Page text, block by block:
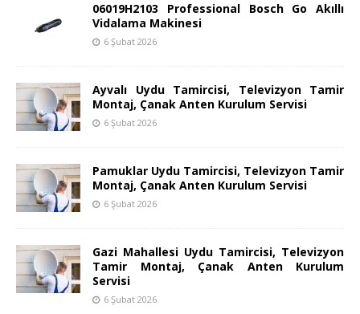
06019H2103 Professional Bosch Go Akıllı
Vidalama Makinesi
6 Şubat 2026
Ayvalı Uydu Tamircisi, Televizyon Tamir
Montaj, Çanak Anten Kurulum Servisi
6 Şubat 2026
Pamuklar Uydu Tamircisi, Televizyon Tamir
Montaj, Çanak Anten Kurulum Servisi
6 Şubat 2026
Gazi Mahallesi Uydu Tamircisi, Televizyon
Tamir Montaj, Çanak Anten Kurulum
Servisi
6 Şubat 2026